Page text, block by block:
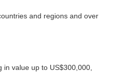
and regions and over
in value up to US$300,000,